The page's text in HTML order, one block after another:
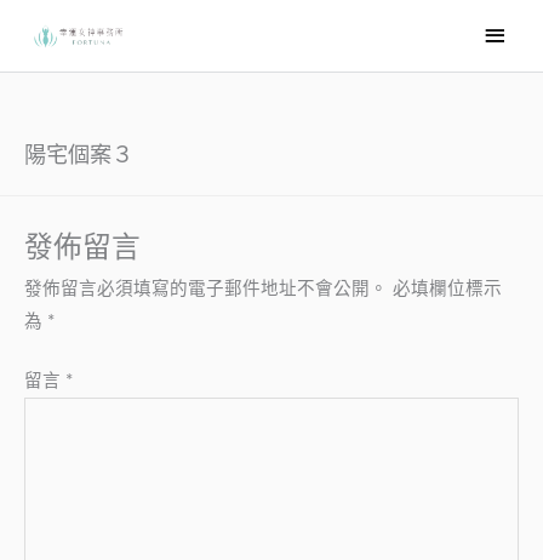
要
陽宅個案３
發佈留言
發佈留言必須填寫的電子郵件地址不會公開。 必填欄位標示
為 *
留言 *